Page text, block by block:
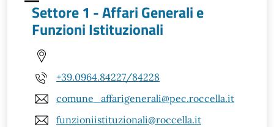
Settore 1 - Affari Generali e
Funzioni Istituzionali
+39.0964.84227/84228
comune_affarigenerali@pec.roccella.it
funzioniistituzionali@roccella.it